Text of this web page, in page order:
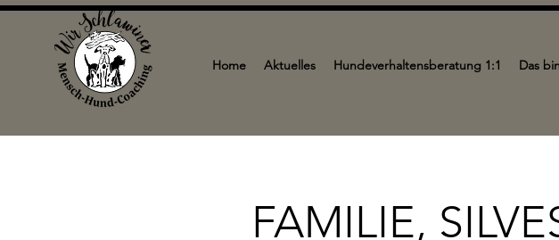
Home Aktuelles Hundeverhaltensberatung 1:1 Das
FAMILIE,